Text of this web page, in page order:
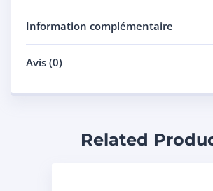
Information complémentaire
Avis (0)
Related